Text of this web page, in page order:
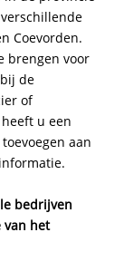
Coevorden.
brengen voor
de
of
u een
aan
bedrijven
van het